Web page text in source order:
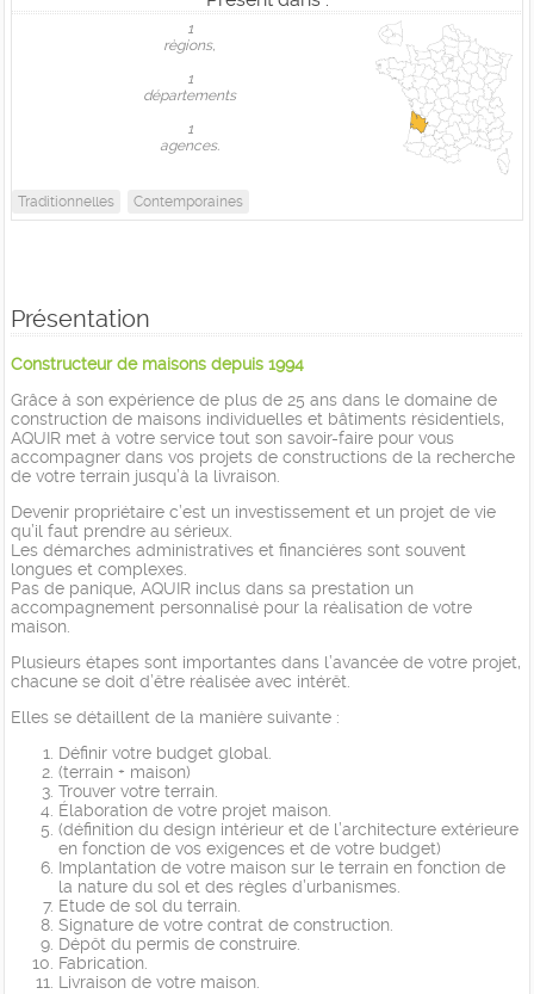
1
règions,
1
départements
1
agences.
Traditionnelles Contemporaines
Présentation
Constructeur de maisons depuis 1994
Grâce à son expérience de plus de 25 ans dans le domaine de
construction de maisons individuelles et bâtiments résidentiels,
AQUIR met à votre service tout son savoir-faire pour vous
accompagner dans vos projets de constructions de la recherche
de votre terrain jusqu’à la livraison.
Devenir propriétaire c’est un investissement et un projet de vie
qu’il faut prendre au sérieux.
Les démarches administratives et financières sont souvent
longues et complexes.
Pas de panique, AQUIR inclus dans sa prestation un
accompagnement personnalisé pour la réalisation de votre
maison.
Plusieurs étapes sont importantes dans l’avancée de votre projet,
chacune se doit d’être réalisée avec intérêt.
Elles se détaillent de la manière suivante :
Définir votre budget global.
(terrain + maison)
Trouver votre terrain.
Élaboration de votre projet maison.
(définition du design intérieur et de l’architecture extérieure
en fonction de vos exigences et de votre budget)
Implantation de votre maison sur le terrain en fonction de
la nature du sol et des règles d’urbanismes.
Etude de sol du terrain.
Signature de votre contrat de construction.
Dépôt du permis de construire.
Fabrication.
Livraison de votre maison.